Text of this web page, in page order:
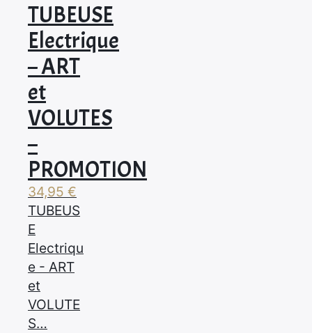
TUBEUSE
Electrique
– ART
et
VOLUTES
–
PROMOTION
34,95 €
TUBEUS
E
Electriqu
e - ART
et
VOLUTE
S…